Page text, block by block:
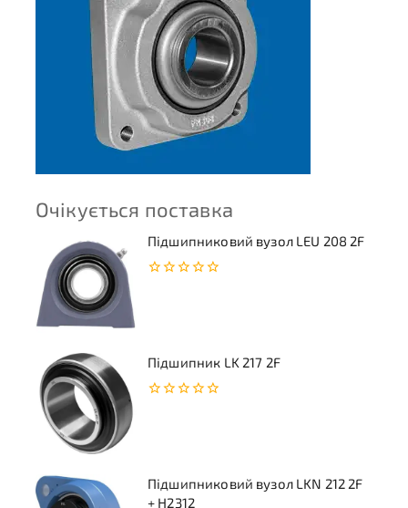
Очікується поставка
Підшипниковий вузол LEU 208 2F
Підшипник LK 217 2F
Підшипниковий вузол LKN 212 2F
+ H2312